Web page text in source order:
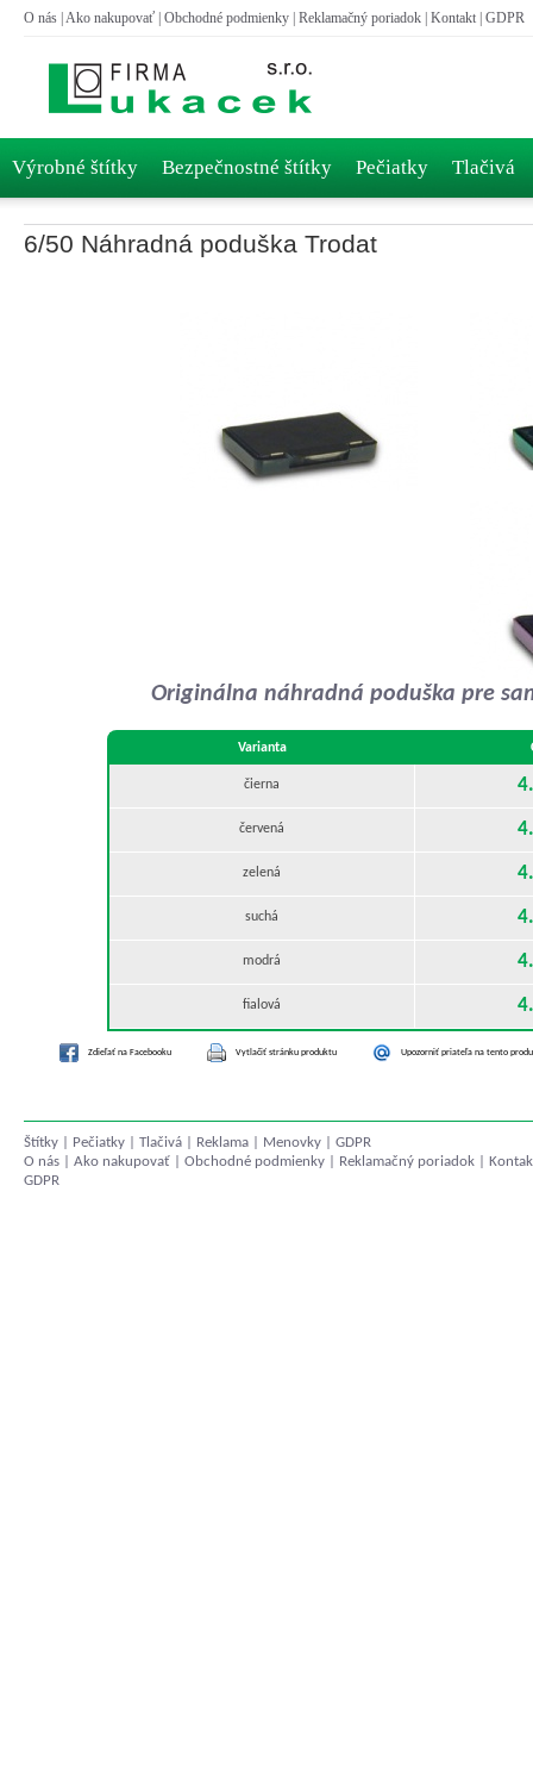
O nás Ako nakupovať Obchodné podmienky Reklamačný poriadok Kontakt GDPR
Výrobné štítky Bezpečnostné štítky Pečiatky Tlačivá
6/50 Náhradná poduška Trodat
Originálna náhradná poduška pre
Varianta
čierna
červená
zelená
suchá
modrá
fialová
Zdieľať na Facebooku Vytlačiť stránku produktu Upozorniť priateľa na tento
Štítky Pečiatky Tlačivá Reklama Menovky
GDPR
O nás
Ako nakupovať Obchodné podmienky Reklamačný poriadok
GDPR